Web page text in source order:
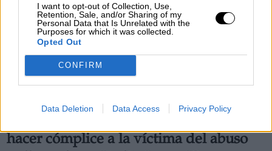
I want to opt-out of Collection, Use,
Retention, Sale, and/or Sharing of my
Personal Data that Is Unrelated with the
Purposes for which it was collected.
Opted Out
CONFIRM
Data Deletion Data Access Privacy Policy
hacer cómplice a la víctima del abuso